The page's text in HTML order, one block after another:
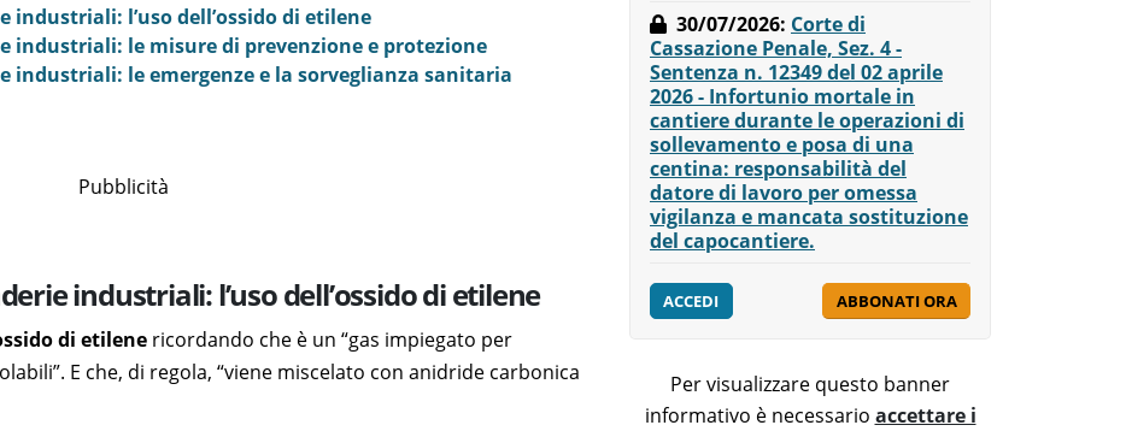
industriali: l’uso dell’ossido di etilene
industriali: le misure di prevenzione e protezione
industriali: le emergenze e la sorveglianza sanitaria
Pubblicità
industriali: l’uso dell’ossido di etilene
di etilene ricordando che è un “gas impiegato per
E che, di regola, “viene miscelato con anidride carbonica
30/07/2026: Corte di
Cassazione Penale, Sez. 4 -
Sentenza n. 12349 del 02 aprile
2026 - Infortunio mortale in
cantiere durante le operazioni di
sollevamento e posa di una
centina: responsabilità del
datore di lavoro per omessa
vigilanza e mancata sostituzione
del capocantiere.
ACCEDI ABBONATI ORA
Per visualizzare questo banner
informativo è necessario accettare i